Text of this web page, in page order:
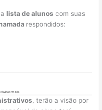
lista de alunos com suas
respondidos:
, terão a visão por